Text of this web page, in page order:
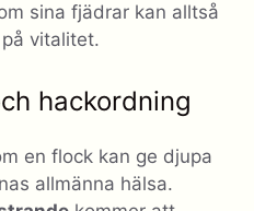
sina fjädrar kan alltså
vitalitet.
hackordning
en flock kan ge djupa
allmänna hälsa.